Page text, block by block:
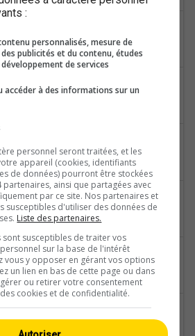
S.Bernardino
Schlivera-Naluns-Speichersee-Motta-Naluns-Chamanna-Naluns
:
personnalisés, mesure de
publicités et du contenu, études
développement de services
accéder à des informations sur un
personnel seront traitées, et les
appareil (cookies, identifiants
de données) pourront être stockées
partenaires, ainsi que partagées avec
par ce site. Nos partenaires et
susceptibles d'utiliser des données de
Liste des partenaires.
sont susceptibles de traiter vos
sur la base de l'intérêt
vous y opposer en gérant vos options
un lien en bas de cette page ou dans
ou retirer votre consentement
cookies et de confidentialité.